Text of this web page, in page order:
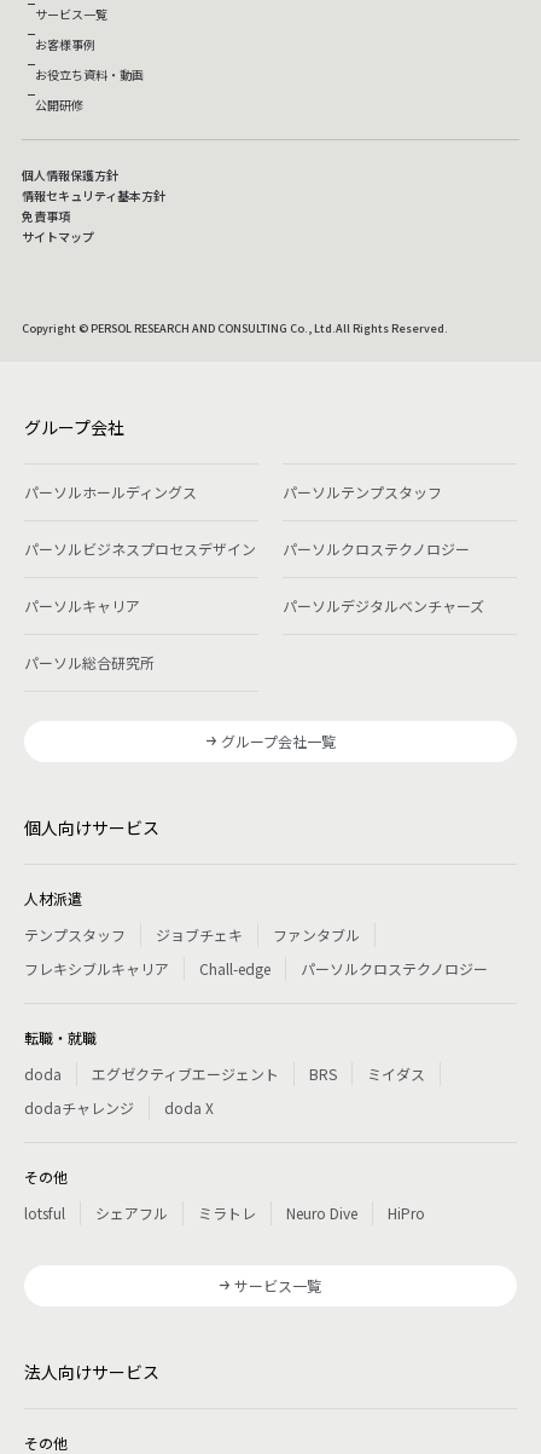
サービス一覧
お客様事例
お役立ち資料・動画
公開研修
Copyright © PERSOL RESEARCH AND CONSULTING Co., Ltd.All Rights Reserved.
個人情報保護方針
情報セキュリティ基本方針
免責事項
サイトマップ
グループ会社
パーソルホールディングス パーソルテンプスタッフ
パーソルビジネスプロセスデザイン パーソルクロステクノロジー
パーソルキャリア パーソルデジタルベンチャーズ
パーソル総合研究所
グループ会社一覧
個人向けサービス
人材派遣
テンプスタッフ
ジョブチェキ
ファンタブル
フレキシブルキャリア
Chall-edge パーソルクロステクノロジー
転職・就職
doda
エグゼクティブエージェント BRS
ミイダス
dodaチャレンジ
doda X
その他
lotsful
シェアフル ミラトレ Neuro Dive HiPro
サービス一覧
法人向けサービス
その他